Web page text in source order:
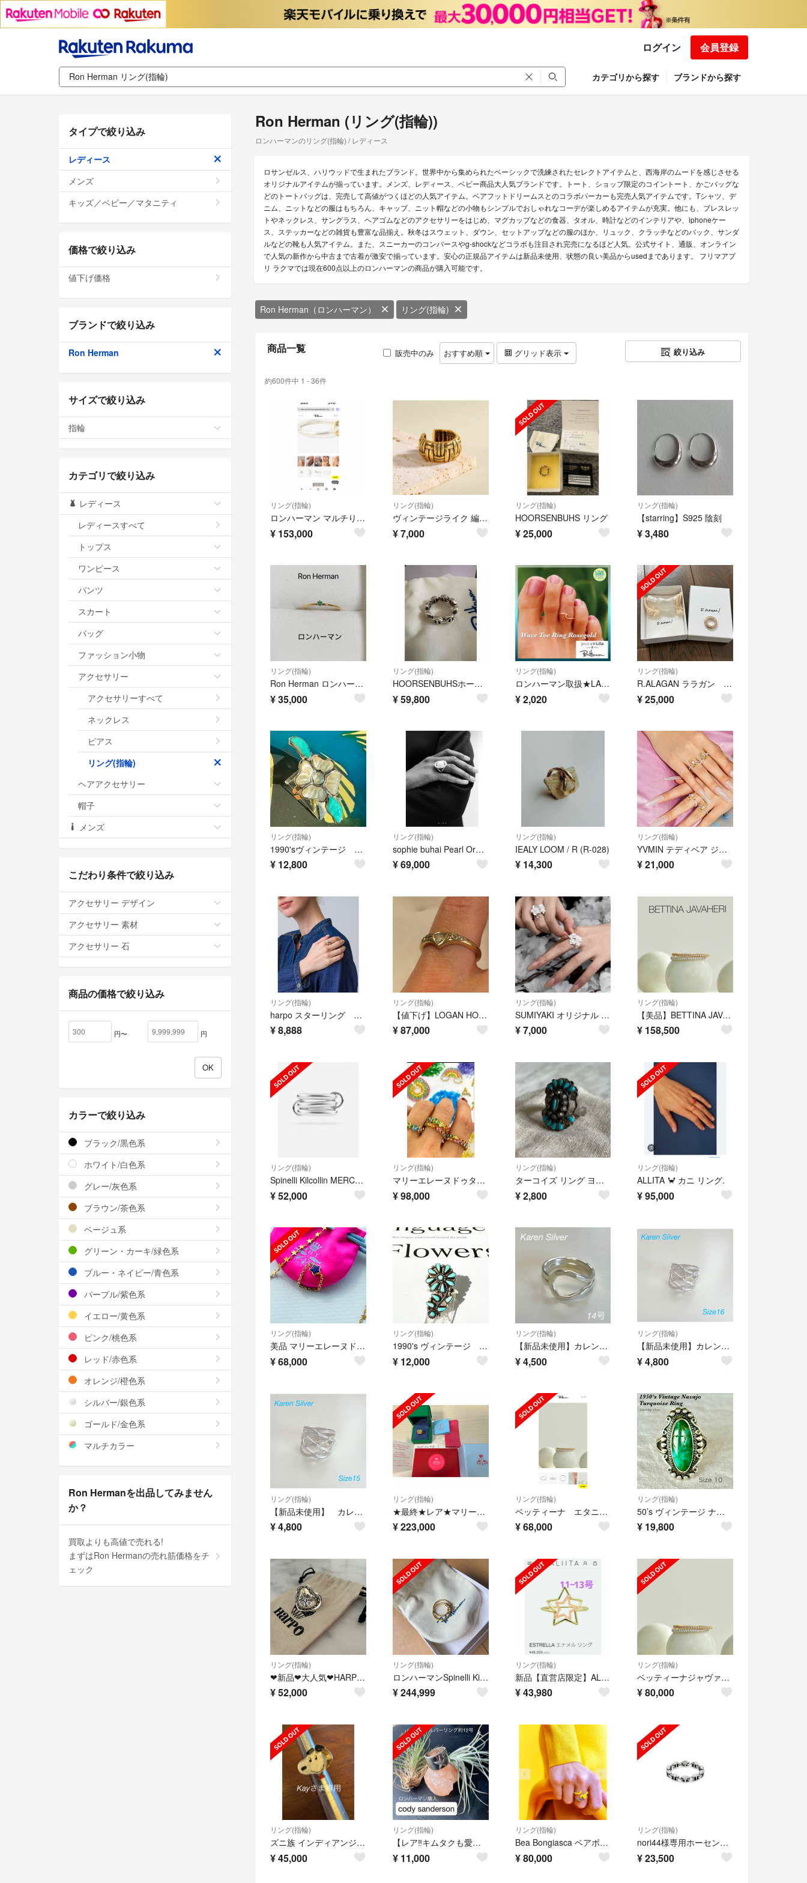
ログイン 会員登録
カテゴリから探す ブランドから探す
Ron Herman (リング(指輪))
ロンハーマンのリング(指輪) / レディース
ロサンゼルス、ハリウッドで生まれたブランド。世界中から集められたベーシックで洗練されたセレクトアイテムと、西海岸のムードを感じさせる
オリジナルアイテムが揃っています。メンズ、レディース、ベビー商品大人気ブランドです。トート、ショップ限定のコイントート、かごバッグな
どのトートバッグは、完売して高値がつくほどの人気アイテム。ベアフットドリームスとのコラボパーカーも完売人気アイテムです。Tシャツ、デ
ニム、ニットなどの服はもちろん、キャップ、ニット帽などの小物もシンプルでおしゃれなコーデが楽しめるアイテムが充実。他にも、ブレスレッ
トやネックレス、サングラス、ヘアゴムなどのアクセサリーをはじめ、マグカップなどの食器、タオル、時計などのインテリアや、iphoneケー
ス、ステッカーなどの雑貨も豊富な品揃え。秋冬はスウェット、ダウン、セットアップなどの服のほか、リュック、クラッチなどのバック、サンダ
ルなどの靴も人気アイテム。また、スニーカーのコンバースやg-shockなどコラボも注目され完売になるほど人気。公式サイト、通販、オンライン
で人気の新作から中古まで古着が激安で揃っています。安心の正規品アイテムは新品未使用、状態の良い美品からusedまであります。 フリマアプ
リ ラクマでは現在600点以上のロンハーマンの商品が購入可能です。
Ron Herman（ロンハーマン） リング(指輪)
商品一覧 販売中のみ おすすめ順 グリッド表示 絞り込み
約600件中 1 - 36件
リング(指輪)
ロンハーマン マルチりんぐ3連 シルバーゴールド【13号】
¥ 153,000
リング(指輪)
ヴィンテージライク 編み込み ゴールドリング
¥7,000
リング(指輪)
HOORSENBUHS リング
¥25,000
リング(指輪)
【starring】S925 陰刻
¥3,480
リング(指輪)
Ron Herman ロンハーマン エメラルド イエローゴールド リング
¥35,000
リング(指輪)
HOORSENBUHSホーセンブース DAME TRI-LINK 4
¥59,800
リング(指輪)
ロンハーマン取扱★LAセレブ愛用 Puravida Toeリング ローズゴールド
¥2,020
リング(指輪)
R.ALAGAN ララガン シルバーリング KOMON RING-SILVER
¥25,000
リング(指輪)
1990'sヴィンテージ フラワー リング ズニ族 インディアンジュエリー
¥ 12,800
リング(指輪)
sophie buhai Pearl Orb Ring
¥69,000
リング(指輪)
IEALY LOOM / R (R-028)
¥ 14,300
リング(指輪)
YVMIN テディベア ジルコニア シルバー925 リング 指輪 パール
¥21,000
リング(指輪)
harpo スターリング サイズ5(11号相当)
¥8,888
リング(指輪)
【値下げ】LOGAN HOLLOWELL ローガン・ホロウェル リング
¥87,000
リング(指輪)
SUMIYAKI オリジナル 夜桜 ホワイト パール リング 指輪 Y2K
¥7,000
リング(指輪)
【美品】BETTINA JAVAHERIスタックホワイトダイヤモンドリング
¥ 158,500
リング(指輪)
Spinelli Kilcollin MERCURY 3連 リング 9号 登坂
¥52,000
リング(指輪)
マリーエレーヌドゥタイヤック レインボーマルチカラー ボリウッド
¥98,000
リング(指輪)
ターコイズ リング ヨーロッパ ヴィンテージ
¥2,800
リング(指輪)
ALLITA 🦀 カニ リング.
¥95,000
リング(指輪)
美品 マリーエレーヌドゥタイヤック ラピスラズリ チェーンリング MHT
¥68,000
リング(指輪)
1990's ヴィンテージ ターコイズ フラワー リング インディアンジュエリー
¥ 12,000
リング(指輪)
【新品未使用】カレンシルバー シルバーリング④-2 14号〜
¥4,500
リング(指輪)
【新品未使用】カレンシルバーリング⑦-2 16号
¥4,800
リング(指輪)
【新品未使用】 カレンシルバー シルバーリング⑦-1 サイズ15号
¥4,800
リング(指輪)
★最終★レア★マリーエレーヌドゥタイヤック MHT Tity リング
¥223,000
リング(指輪)
ベッティーナ エタニティリングWG
¥68,000
リング(指輪)
50’s ヴィンテージ ナバホ ターコイズリング 10号 スターリングシルバー
¥ 19,800
リング(指輪)
❤︎新品❤︎大人気❤︎HARPO ハルポ❤︎ハートリング
¥52,000
リング(指輪)
ロンハーマンSpinelli Kilcollin リング
¥244,999
リング(指輪)
新品【直営店限定】ALIITA エストリアエナメルリング
¥43,980
リング(指輪)
ベッティーナジャヴァエリ フルエタニティリング
¥80,000
リング(指輪)
ズニ族 インディアンジュエリー リング スヌーピー ハルポ ロンハーマン
¥45,000
リング(指輪)
【レア‼️キムタクも愛用】ロンハーマン購入 コディサンダーソン シルバーリング
¥ 11,000
リング(指輪)
Bea Bongiasca ベアボンジャスカ イエローリング
¥80,000
リング(指輪)
nori44様専用ホーセンブース MICRO DAME III TRI-LINK
¥23,500
タイプで絞り込み
レディース
メンズ
キッズ／ベビー／マタニティ
価格で絞り込み
値下げ価格
ブランドで絞り込み
Ron Herman
サイズで絞り込み
指輪
カテゴリで絞り込み
レディース
レディースすべて
トップス
ワンピース
パンツ
スカート
バッグ
ファッション小物
アクセサリー
アクセサリーすべて
ネックレス
ピアス
リング(指輪)
ヘアアクセサリー
帽子
メンズ
こだわり条件で絞り込み
アクセサリー デザイン
アクセサリー 素材
アクセサリー 石
商品の価格で絞り込み
円〜 円
カラーで絞り込み
ブラック/黒色系
ホワイト/白色系
グレー/灰色系
ブラウン/茶色系
ベージュ系
グリーン・カーキ/緑色系
ブルー・ネイビー/青色系
パープル/紫色系
イエロー/黄色系
ピンク/桃色系
レッド/赤色系
オレンジ/橙色系
シルバー/銀色系
ゴールド/金色系
マルチカラー
Ron Hermanを出品してみません
か？
買取よりも高値で売れる!
まずはRon Hermanの売れ筋価格をチ
ェック